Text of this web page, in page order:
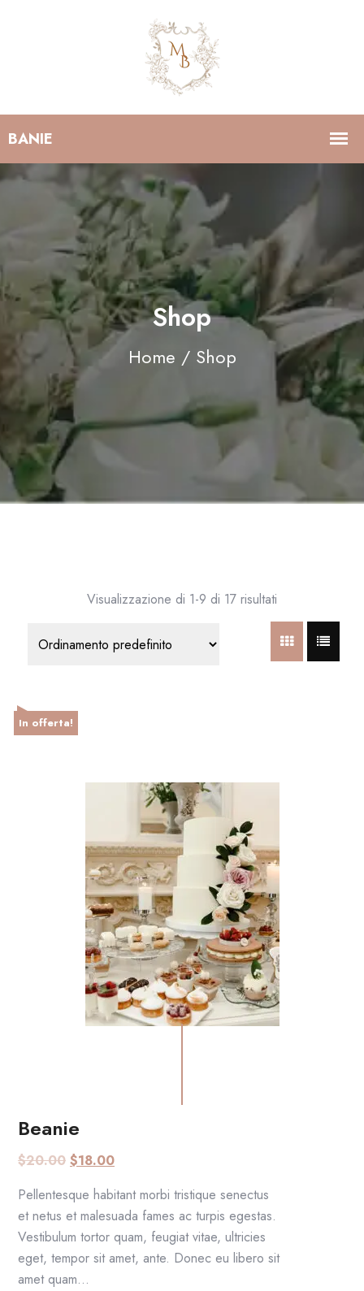
Shop
Home / Shop
Visualizzazione di 1-9 di 17 risultati
In offerta!
Beanie
$20.00 $18.00
Pellentesque habitant morbi tristique senectus
et netus et malesuada fames ac turpis egestas.
Vestibulum tortor quam, feugiat vitae, ultricies
eget, tempor sit amet, ante. Donec eu libero sit
amet quam…